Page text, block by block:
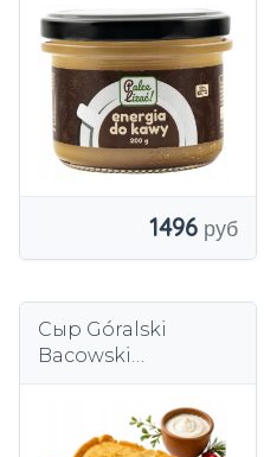
пуленепробиваем
ый кофе 200 г
1496
Сыр Góralski
Bacowski
упаковка) 360г
Традиционный из